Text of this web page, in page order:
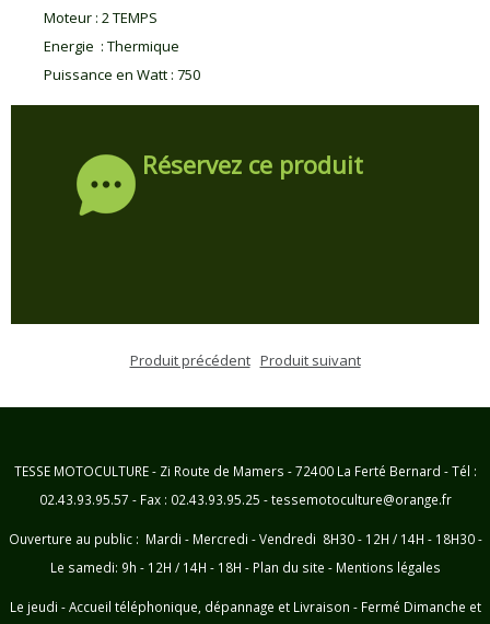
Moteur : 2 TEMPS
Energie : Thermique
Puissance en Watt : 750
Réservez ce produit
Produit précédent Produit suivant
TESSE MOTOCULTURE - Zi Route de Mamers - 72400 La Ferté Bernard - Tél :
02.43.93.95.57 - Fax : 02.43.93.95.25 - tessemotoculture@orange.fr
Ouverture au public : Mardi - Mercredi - Vendredi 8H30 - 12H / 14H - 18H30 -
Le samedi: 9h - 12H / 14H - 18H - Plan du site - Mentions légales
Le jeudi - Accueil téléphonique, dépannage et Livraison - Fermé Dimanche et